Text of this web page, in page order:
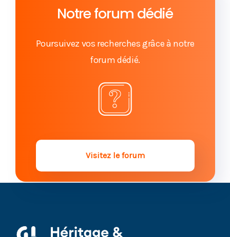
Notre forum dédié
Poursuivez vos recherches grâce à notre
forum dédié.
Visitez le forum